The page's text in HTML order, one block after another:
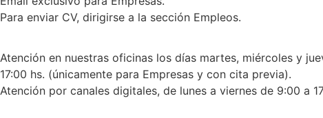
Para enviar CV, dirigirse a la sección Empleos.
Atención en nuestras oficinas los días martes, miércoles y
17:00 hs. (únicamente para Empresas y con cita previa).
Atención por canales digitales, de lunes a viernes de 9:00 a